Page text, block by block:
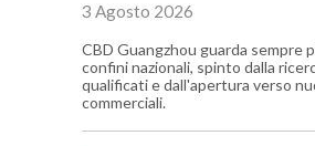
3 Agosto 2026
CBD Guangzhou guarda sempre
confini nazionali, spinto dalla
qualificati e dall'apertura verso
commerciali.